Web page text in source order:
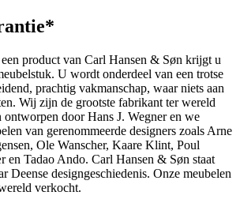
product van Carl Hansen & Søn krijgt u
U wordt onderdeel van een trotse
prachtig vakmanschap, waar niets aan
Wij zijn de grootste fabrikant ter wereld
door Hans J. Wegner en we
van gerenommeerde designers zoals Arne
Ole Wanscher, Kaare Klint, Poul
Tadao Ando. Carl Hansen & Søn staat
Deense designgeschiedenis. Onze meubelen
verkocht.